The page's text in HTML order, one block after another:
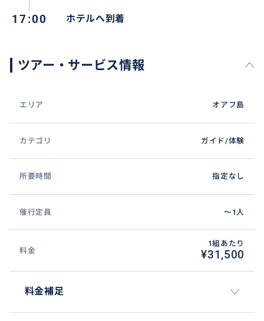
17:00 ホテルへ到着
ツアー・サービス情報
エリア オアフ島
カテゴリ ガイド/体験
所要時間 指定なし
催行定員 〜1人
料金
1組あたり
¥31,500
料金補足